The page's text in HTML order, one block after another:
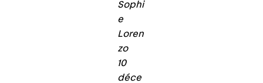
Sophi
e
Loren
zo
10
déce